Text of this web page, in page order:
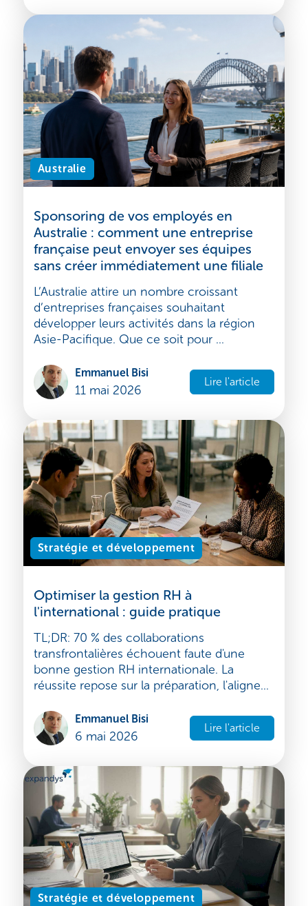
Emmanuel Bisi
13 mai 2026
Lire l'article
Australie
Sponsoring de vos employés en
Australie : comment une entreprise
française peut envoyer ses équipes
sans créer immédiatement une filiale
L’Australie attire un nombre croissant
d’entreprises françaises souhaitant
développer leurs activités dans la région
Emmanuel Bisi
11 mai 2026
Lire l'article
Stratégie et développement
Optimiser la gestion RH à
l'international : guide pratique
TL;DR: 70 % des collaborations
transfrontalières échouent faute d'une
bonne gestion RH internationale. La
Emmanuel Bisi
6 mai 2026
Lire l'article